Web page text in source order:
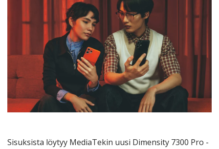
Sisuksista löytyy MediaTekin uusi Dimensity 7300 Pro -